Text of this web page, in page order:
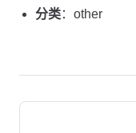
分类：other
Pager